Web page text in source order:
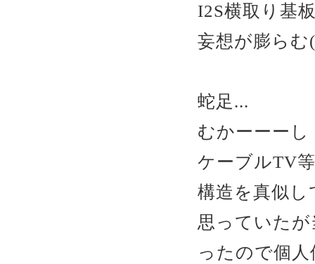
I2S横取り基
妄想が膨らむ
蛇足...
むかーーー
ケーブルTV
構造を真似
思っていた
ったので個